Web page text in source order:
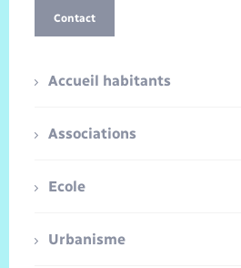
Contact
Accueil habitants
Associations
Ecole
Urbanisme